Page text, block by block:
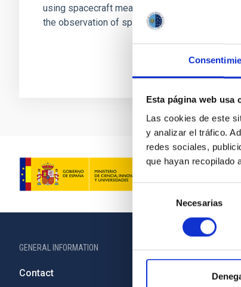
Esta página web usa
Las cookies de este
y analizar el tráfico.
redes sociales,
que hayan recopilado
Selección
consentimiento
Necesarias
using spacecraft measurements. In particular,
the observation of spectral...
GENERAL INFORMATION
Contact